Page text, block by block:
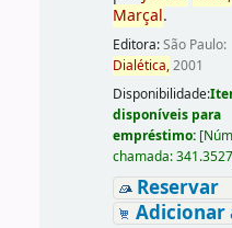
Marçal.
Editora:São Paulo:
Dialética,2001
Disponibilidade:
disponíveis para
empréstimo: [
chamada:
Reservar
Adicionar